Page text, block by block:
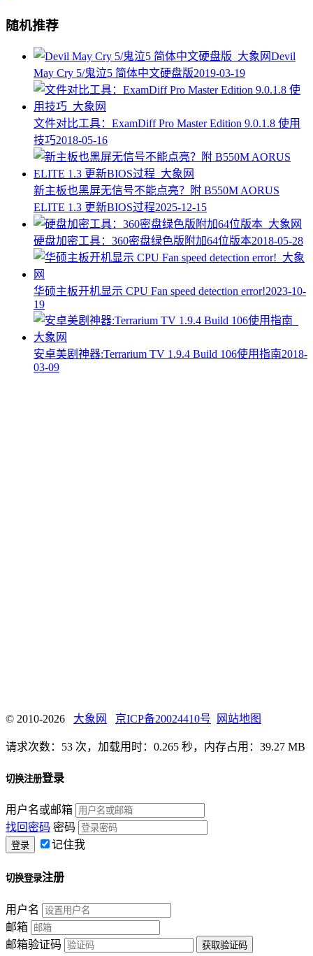
随机推荐
Devil
May Cry 5/鬼泣5 简体中文硬盘版2019-03-19
文件对比工具：ExamDiff Pro Master Edition 9.0.1.8 使用
技巧2018-05-16
新主板也黑屏无信号不能点亮？附 B550M AORUS
ELITE 1.3 更新BIOS过程2025-12-15
硬盘加密工具：360密盘绿色版附加64位版本2018-05-28
华硕主板开机显示 CPU Fan speed detection error!2023-10-
19
安卓美剧神器:Terrarium TV 1.9.4 Build 106使用指南2018-
03-09
© 2010-2026 大象网 京ICP备20024410号 网站地图
请求次数：53 次，加载用时：0.265 秒，内存占用：39.27 MB
切换注册登录
用户名或邮箱
找回密码 密码
记住我
切换登录注册
用户名
邮箱
邮箱验证码